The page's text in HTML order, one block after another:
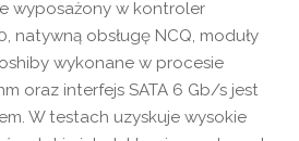
wyposażony w kontroler
natywną obsługę NCQ, moduły
wykonane w procesie
oraz interfejs SATA 6 Gb/s jest
W testach uzyskuje wysokie